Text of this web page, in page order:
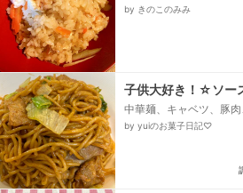
う＋酢、人参、薄揚げ
by きのこのみみ
子供大好き！☆ソー
中華麺、キャベツ、豚
☆ウスターソース、☆醤
by yuiのお菓子日記♡